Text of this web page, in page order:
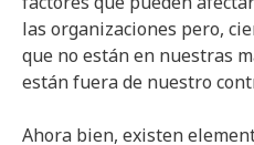
las organizaciones pero,
que no están en nuestras
están fuera de nuestro
Ahora bien, existen